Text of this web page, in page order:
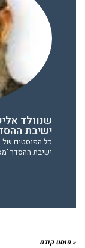
שנוולד
ישיבת
כל הפוסטים של
ישיבת ההסדר
« פוסט קודם